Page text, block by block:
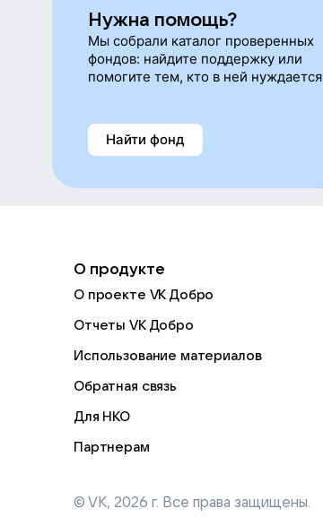
Нужна помощь?
Мы собрали каталог проверенных
фондов: найдите поддержку или
помогите тем, кто в ней нуждается
Найти фонд
О продукте
О проекте VK Добро
Отчеты VK Добро
Использование материалов
Обратная связь
Для НКО
Партнерам
© VK, 2026 г. Все права защищены.